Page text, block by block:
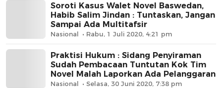
Soroti Kasus Walet Novel Baswedan,
Habib Salim Jindan : Tuntaskan, Jangan
Sampai Ada Multitafsir
Nasional Rabu, 1 Juli 2020, 4:21 pm
Praktisi Hukum : Sidang Penyiraman
Sudah Pembacaan Tuntutan Kok Tim
Novel Malah Laporkan Ada Pelanggaran
Nasional Selasa, 30 Juni 2020, 7:38 pm